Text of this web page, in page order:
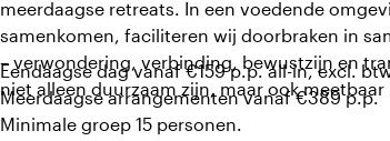
meerdaagse retreats. In een voedende
samenkomen, faciliteren wij doorbraken in
– verwondering, verbinding, bewustzijn en
niet alleen duurzaam zijn, maar ook
Eendaagse dag vanaf €159 p.p. all-in, excl.
Meerdaagse arrangementen vanaf €389 p.p.
Minimale groep 15 personen.